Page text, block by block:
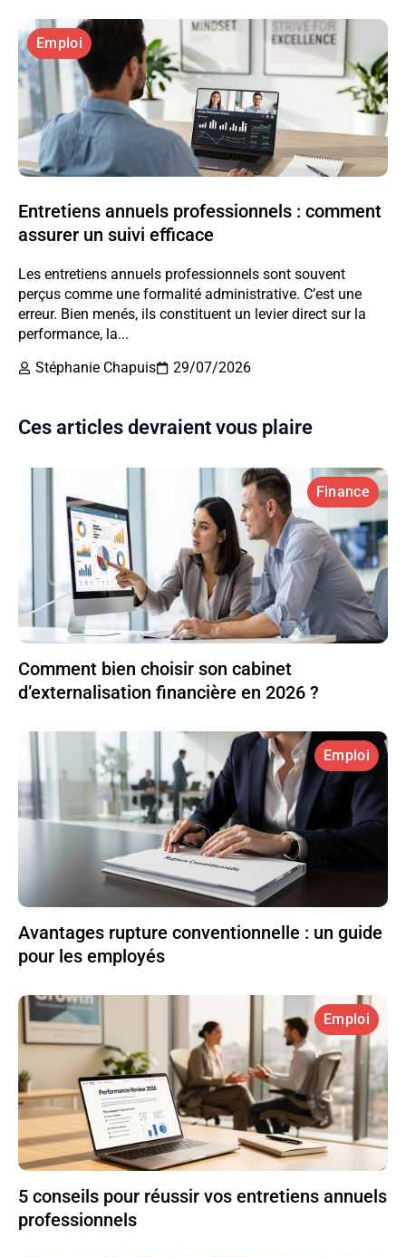
Emploi
Entretiens annuels professionnels : comment
assurer un suivi efficace
Les entretiens annuels professionnels sont souvent
perçus comme une formalité administrative. C’est une
erreur. Bien menés, ils constituent un levier direct sur la
performance, la...
Stéphanie Chapuis
29/07/2026
Ces articles devraient vous plaire
Finance
Comment bien choisir son cabinet
d’externalisation financière en 2026 ?
Emploi
Avantages rupture conventionnelle : un guide
pour les employés
Emploi
5 conseils pour réussir vos entretiens annuels
professionnels